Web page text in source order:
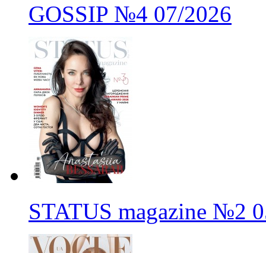
GOSSIP №4 07/2026
STATUS magazine №2